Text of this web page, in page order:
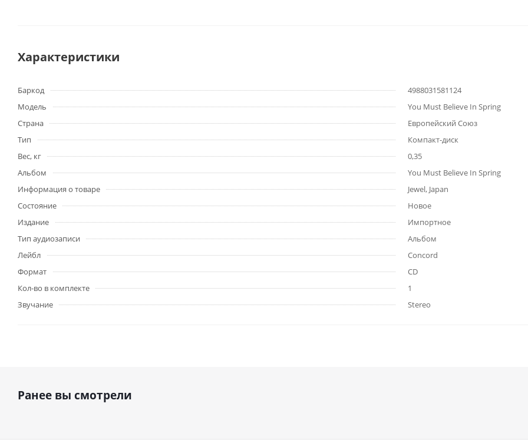
Характеристики
Баркод
4988031581124
Модель
You Must Believe In Spring
Страна
Европейский Союз
Тип
Компакт-диск
Вес, кг
0,35
Альбом
You Must Believe In Spring
Информация о товаре
Jewel, Japan
Состояние
Новое
Издание
Импортное
Тип аудиозаписи
Альбом
Лейбл
Concord
Формат
CD
Кол-во в комплекте
1
Звучание
Stereo
Ранее вы смотрели